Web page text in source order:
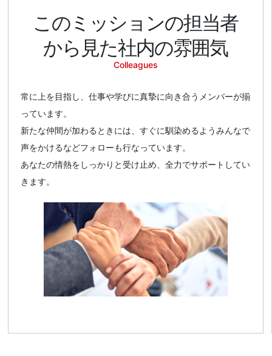
このミッションの担当者
から見た社内の雰囲気
Colleagues
常に上を目指し、仕事や学びに真摯に向き合うメンバーが揃
っています。
新たな仲間が加わるときには、すぐに馴染めるようみんなで
声をかけるなどフォローも行なっています。
あなたの情熱をしっかりと受け止め、全力でサポートしてい
きます。